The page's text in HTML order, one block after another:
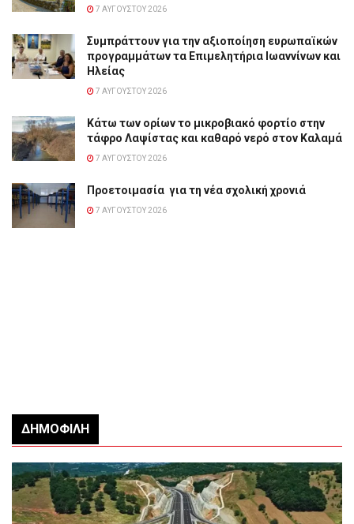
7 ΑΥΓΟΎΣΤΟΥ 2026
Συμπράττουν για την αξιοποίηση ευρωπαϊκών
προγραμμάτων τα Επιμελητήρια Ιωαννίνων και
Ηλείας
7 ΑΥΓΟΎΣΤΟΥ 2026
Κάτω των ορίων το μικροβιακό φορτίο στην
τάφρο Λαψίστας και καθαρό νερό στον Καλαμά
7 ΑΥΓΟΎΣΤΟΥ 2026
Προετοιμασία για τη νέα σχολική χρονιά
7 ΑΥΓΟΎΣΤΟΥ 2026
ΔΗΜΟΦΙΛΉ